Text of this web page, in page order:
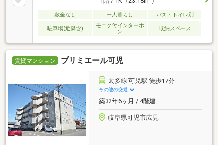
敷金なし 一人暮らし バス・トイレ別
駐車場(近隣含)
モニタ付インターホ
ン
収納スペース
賃貸マンション プリミエール可児
太多線 可児駅 徒歩17分
その他の交通
築32年6ヶ月 / 4階建
岐阜県可児市広見